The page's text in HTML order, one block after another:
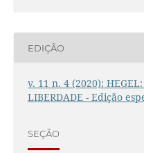
EDIÇÃO
v. 11 n. 4 (2020):
LIBERDADE - Edição
SEÇÃO